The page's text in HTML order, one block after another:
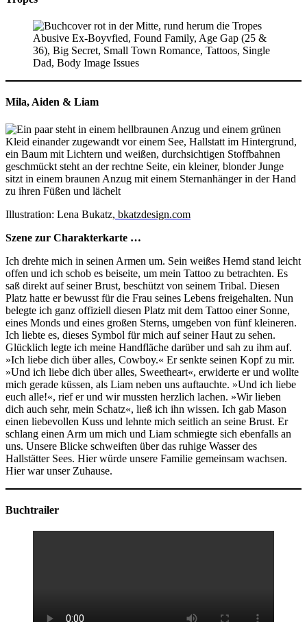
Mila, Aiden & Liam
Illustration: Lena Bukatz, bkatzdesign.com
Szene zur Charakterkarte …
Ich drehte mich in seinen Armen um. Sein weißes Hemd stand leicht
offen und ich schob es beiseite, um mein Tattoo zu betrachten. Es
saß direkt auf seiner Brust, beschützt von seinem Tribal. Diesen
Platz hatte er bewusst für die Frau seines Lebens freigehalten. Nun
belegte ich ganz offiziell diesen Platz mit dem Tattoo einer Sonne,
eines Monds und eines großen Sterns, umgeben von fünf kleineren.
Ich liebte es, dieses Symbol für mich auf seiner Haut zu sehen.
Glücklich legte ich meine Handfläche darüber und sah zu ihm auf.
»Ich liebe dich über alles, Cowboy.« Er senkte seinen Kopf zu mir.
»Und ich liebe dich über alles, Sweetheart«, erwiderte er und wollte
mich gerade küssen, als Liam neben uns auftauchte. »Und ich liebe
euch alle!«, rief er und wir mussten herzlich lachen. »Wir lieben
dich auch sehr, mein Schatz«, ließ ich ihn wissen. Ich gab Mason
einen liebevollen Kuss und lehnte mich seitlich an seine Brust. Er
schlang einen Arm um mich und Liam schmiegte sich ebenfalls an
uns. Unsere Blicke schweiften über das ruhige Wasser des
Hallstätter Sees. Hier würde unsere Familie gemeinsam wachsen.
Hier war unser Zuhause.
Buchtrailer